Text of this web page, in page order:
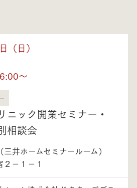
（日）
～
ニック開業セミナー・
相談会
井ホームセミナールーム）
－１－１